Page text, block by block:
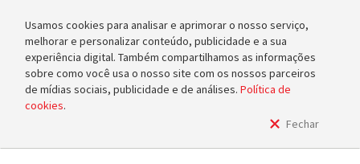
Usamos cookies para analisar e aprimorar o nosso serviço,
melhorar e personalizar conteúdo, publicidade e a sua
experiência digital. Também compartilhamos as informações
sobre como você usa o nosso site com os nossos parceiros
de mídias sociais, publicidade e de análises. Política de
cookies.
Fechar